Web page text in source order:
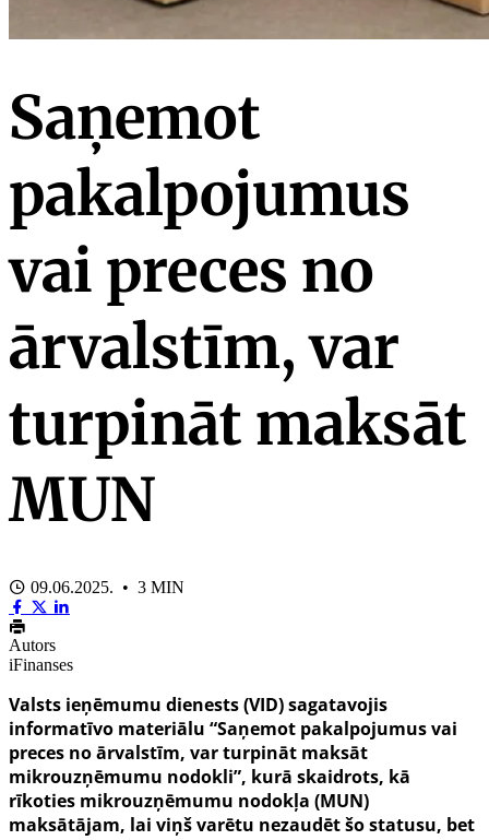
Saņemot
pakalpojumus
vai preces no
ārvalstīm, var
turpināt maksāt
MUN
09.06.2025. • 3 MIN
Autors
iFinanses
Valsts ieņēmumu dienests (VID) sagatavojis
informatīvo materiālu “Saņemot pakalpojumus vai
preces no ārvalstīm, var turpināt maksāt
mikrouzņēmumu nodokli”, kurā skaidrots, kā
rīkoties mikrouzņēmumu nodokļa (MUN)
maksātājam, lai viņš varētu nezaudēt šo statusu, bet